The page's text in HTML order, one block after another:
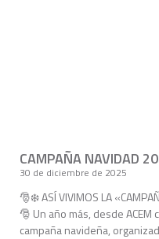
CAMPAÑA NAVIDAD
30 de diciembre de 2025
🎅❄️ ASÍ VIVIMOS LA
🎅 Un año más, desde
campaña navideña,